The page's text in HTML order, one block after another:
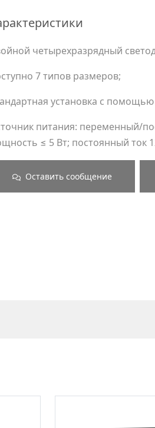
четырехразрядный
7 типов размеров;
установка с
питания: переменный/
≤ 5 Вт; постоянный ток
Оставить сообщение